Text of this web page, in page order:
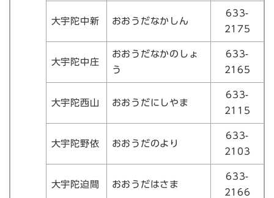
大宇陀中新 おおうだなかしん
633-
2175
大宇陀中庄
おおうだなかのしょ
う
633-
2165
大宇陀西山 おおうだにしやま
633-
2115
大宇陀野依 おおうだのより
633-
2103
大宇陀迫間 おおうだはさま
633-
2166